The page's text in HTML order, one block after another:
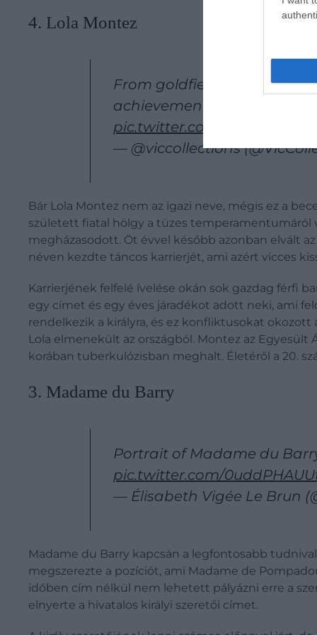
4. Lola Montez
From goldfields star
achievements, aspirations
pic.twitter.com/VT5frsTMip
— @viccollections
Bár Lola Montez nem az igazi neve, mégis ez a
született fiatal hölgy a tüzes temperamentumáról
megházasodott. Öt évvel később azonban elvált
néven kezdte táncos karrierjét, ami azért vicces
Karrierjének felfelé ívelése okán sok gazdag férfi
egy címet és egy éves járadékot adott neki, ami
rendelkezik a királyra, és ez konfliktusokat
Lola elmenekült az országból. Montez az
korában tuberkulózisban meghalt. Életéről a 20.
3. Madame du Barry
Portrait of Madame du
pic.twitter.com/
— Élisabeth Vigée Le Brun
Madame du Barry kapcsán a legfontosabb
megszerezte a pozíciót, ami Madame de
időben cím nélkül nem lehetett pályázni erre a
elnyerte a hivatalos királyi szeretői címet.